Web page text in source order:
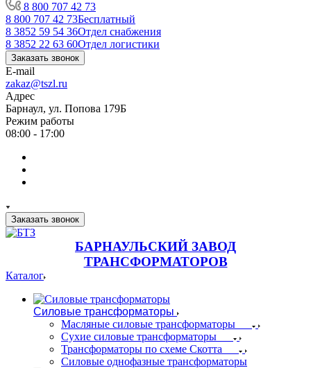
8 800 707 42 73
8 800 707 42 73Бесплатный
8 3852 59 54 36Отдел снабжения
8 3852 22 63 60Отдел логистики
Заказать звонок
E-mail
zakaz@tszl.ru
Адрес
Барнаул, ул. Попова 179Б
Режим работы
08:00 - 17:00
Заказать звонок
БАРНАУЛЬСКИЙ ЗАВОД
ТРАНСФОРМАТОРОВ
Каталог
Силовые трансформаторы
Масляные силовые трансформаторы
Сухие силовые трансформаторы
Трансформаторы по схеме Скотта
Силовые однофазные трансформаторы